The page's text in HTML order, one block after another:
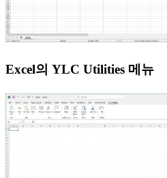
Excel의 YLC Utilities 메뉴